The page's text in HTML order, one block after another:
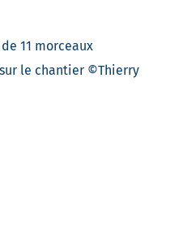
11 morceaux
le chantier ©Thierry